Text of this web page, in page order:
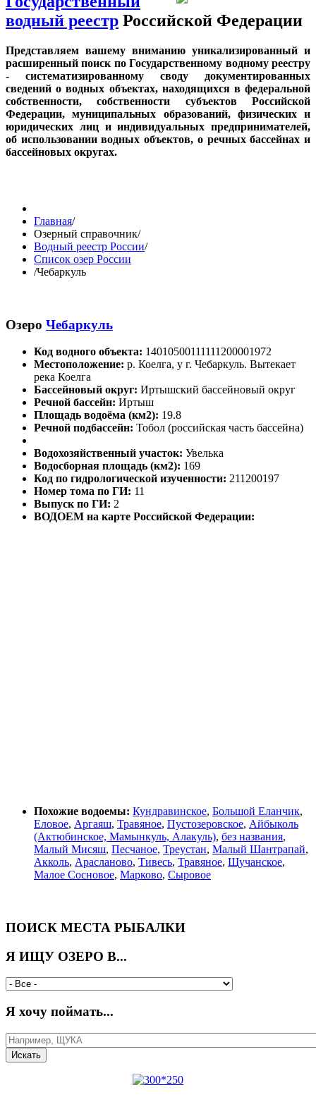
водный реестр Российской Федерации
Представляем вашему вниманию уникализированный и
расширенный поиск по Государственному водному реестру
- систематизированному своду документированных
сведений о водных объектах, находящихся в федеральной
собственности, собственности субъектов Российской
Федерации, муниципальных образований, физических и
юридических лиц и индивидуальных предпринимателей,
об использовании водных объектов, о речных бассейнах и
бассейновых округах.
Главная/
Озерный справочник/
Водный реестр России/
Список озер России
/Чебаркуль
Озеро Чебаркуль
Код водного объекта: 14010500111111200001972
Местоположение: р. Коелга, у г. Чебаркуль. Вытекает
река Коелга
Бассейновый округ: Иртышский бассейновый округ
Речной бассейн: Иртыш
Площадь водоёма (км2): 19.8
Речной подбассейн: Тобол (российская часть бассейна)
Водохозяйственный участок: Увелька
Водосборная площадь (км2): 169
Код по гидрологической изученности: 211200197
Номер тома по ГИ: 11
Выпуск по ГИ: 2
ВОДОЕМ на карте Российской Федерации:
Похожие водоемы: Кундравинское, Большой Еланчик,
Еловое, Аргаяш, Травяное, Пустозеровское, Айбыколь
(Актюбинское, Мамынкуль, Алакуль), без названия,
Малый Мисяш, Песчаное, Треустан, Малый Шантрапай,
Акколь, Арасланово, Тивесь, Травяное, Щучанское,
Малое Сосновое, Марково, Сыровое
ПОИСК МЕСТА РЫБАЛКИ
Я ИЩУ ОЗЕРО В...
Я хочу поймать...